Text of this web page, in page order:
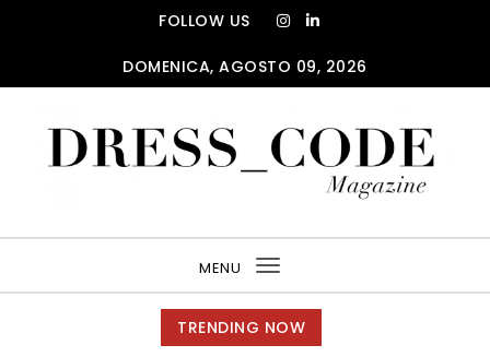
FOLLOW US
DOMENICA, AGOSTO 09, 2026
MENU
Toggle
navigation
TRENDING NOW